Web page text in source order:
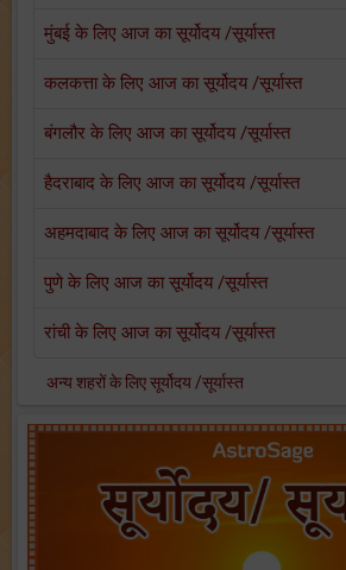
मुंबई के लिए आज का सूर्योदय /सूर्यास्त
कलकत्ता के लिए आज का सूर्योदय /सूर्यास्त
बंगलौर के लिए आज का सूर्योदय /सूर्यास्त
हैदराबाद के लिए आज का सूर्योदय /सूर्यास्त
अहमदाबाद के लिए आज का सूर्योदय /सूर्यास्त
पुणे के लिए आज का सूर्योदय /सूर्यास्त
रांची के लिए आज का सूर्योदय /सूर्यास्त
अन्य शहरों के लिए सूर्योदय /सूर्यास्त